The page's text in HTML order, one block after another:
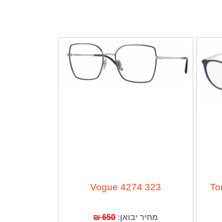
Vogue 4274 323
מחיר יבואן: 650 ₪